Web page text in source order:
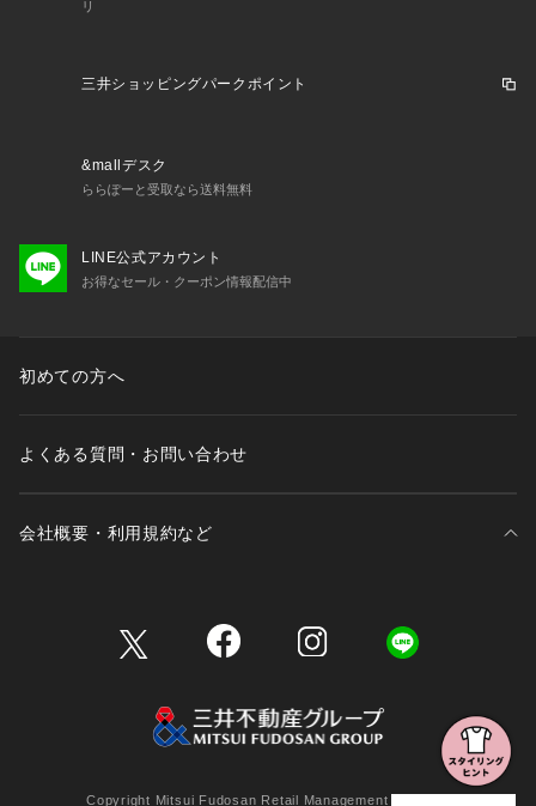
リ
三井ショッピングパークポイント
&mallデスク
ららぽーと受取なら送料無料
LINE公式アカウント
お得なセール・クーポン情報配信中
初めての方へ
よくある質問・お問い合わせ
会社概要・利用規約など
Copyright Mitsui Fudosan Retail Management Co., Ltd.